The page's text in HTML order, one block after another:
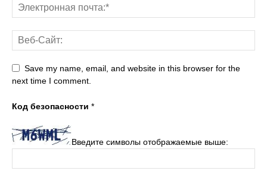
Save my name, email, and website in this browser for the
next time I comment.
Код безопасности *
Введите символы отображаемые выше: